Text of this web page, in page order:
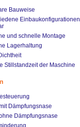
Bauweise
Einbaukonfigurationen
und schnelle Montage
Lagerhaltung
Stillstandzeit der Maschine
Dämpfungsnase
Dämpfungsnase